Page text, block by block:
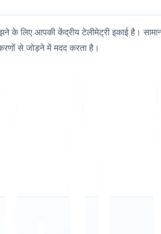
लिए आपकी केंद्रीय टेलीमेट्री इकाई है।
से जोड़ने में मदद करता है।